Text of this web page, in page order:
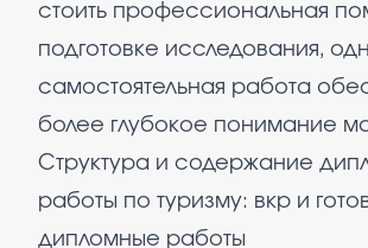
стоить профессиональная
подготовке исследования,
самостоятельная работа
более глубокое понимание
Структура и содержание
работы по туризму: вкр и
дипломные работы